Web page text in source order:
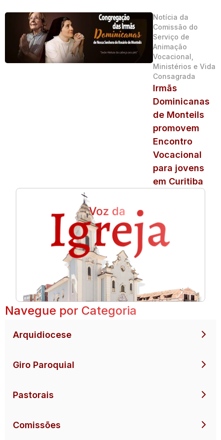
Notícia da
Comissão do
Serviço de
Animação
Vocacional,
Ministérios e Vida
Consagrada
Irmãs
Dominicanas
de Monteils
promovem
Encontro
Vocacional
para jovens
em Curitiba
Navegue por Categoria
Arquidiocese
Giro Paroquial
Pastorais
Comissões